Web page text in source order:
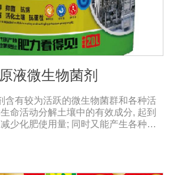
液微生物菌剂
含有较为活跃的微生物菌群和各种活
命活动分解土壤中的有效成分, 起到
少化肥使用量; 同时又能产生各种农
且能产生抗生素、系统防卫酶等多种
真菌性病害或诱导系统抗性, 间接达
用。【产品功能】1、改善土填养分疏